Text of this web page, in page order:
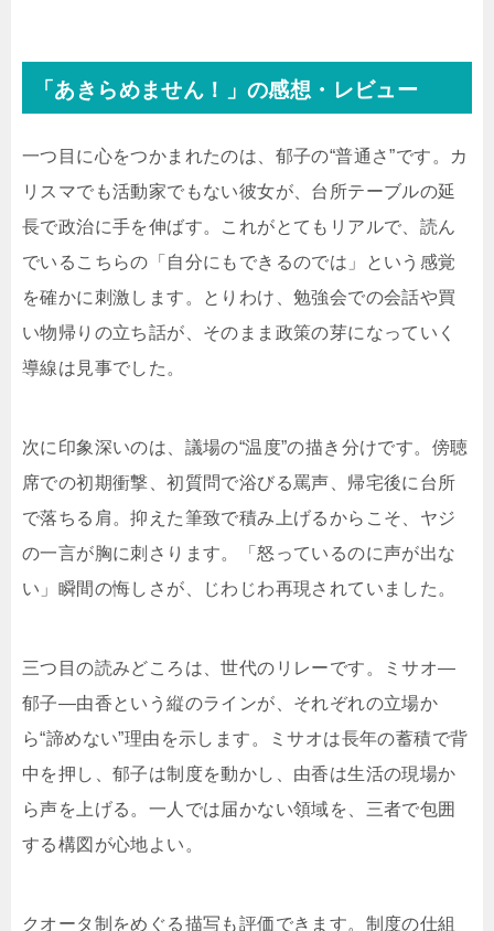
「あきらめません！」の感想・レビュー
一つ目に心をつかまれたのは、郁子の“普通さ”です。カ
リスマでも活動家でもない彼女が、台所テーブルの延
長で政治に手を伸ばす。これがとてもリアルで、読ん
でいるこちらの「自分にもできるのでは」という感覚
を確かに刺激します。とりわけ、勉強会での会話や買
い物帰りの立ち話が、そのまま政策の芽になっていく
導線は見事でした。
次に印象深いのは、議場の“温度”の描き分けです。傍聴
席での初期衝撃、初質問で浴びる罵声、帰宅後に台所
で落ちる肩。抑えた筆致で積み上げるからこそ、ヤジ
の一言が胸に刺さります。「怒っているのに声が出な
い」瞬間の悔しさが、じわじわ再現されていました。
三つ目の読みどころは、世代のリレーです。ミサオ—
郁子—由香という縦のラインが、それぞれの立場か
ら“諦めない”理由を示します。ミサオは長年の蓄積で背
中を押し、郁子は制度を動かし、由香は生活の現場か
ら声を上げる。一人では届かない領域を、三者で包囲
する構図が心地よい。
クオータ制をめぐる描写も評価できます。制度の仕組